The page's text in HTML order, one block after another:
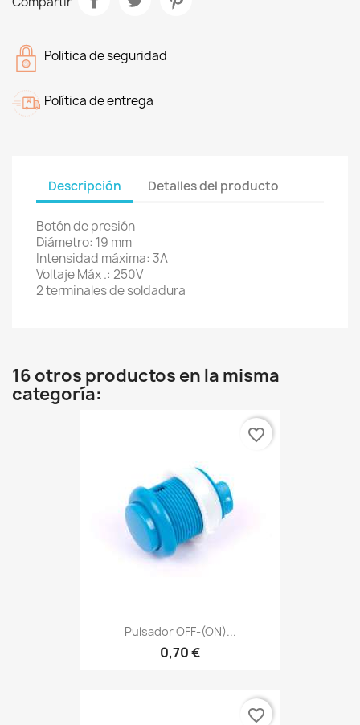
Politica de seguridad
Política de entrega
Descripción Detalles del producto
Botón de presión
Diámetro: 19 mm
Intensidad máxima: 3A
Voltaje Máx .: 250V
2 terminales de soldadura
16 otros productos en la misma
categoría:
Pulsador OFF-(ON)...
0,70 €
favorite_border
favorite_border